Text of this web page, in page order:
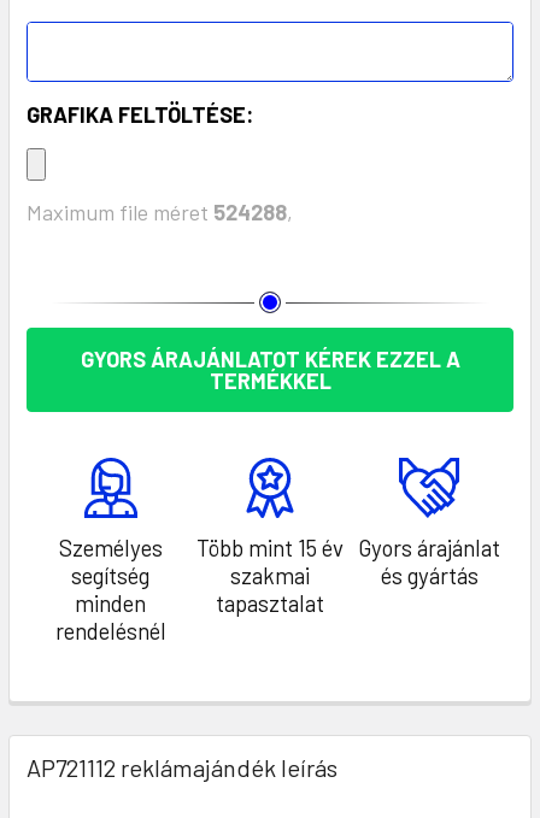
GRAFIKA FELTÖLTÉSE:
Maximum file méret 524288,
GYORS ÁRAJÁNLATOT KÉREK EZZEL A
TERMÉKKEL
Személyes
segítség
minden
rendelésnél
Több mint 15 év
szakmai
tapasztalat
Gyors árajánlat
és gyártás
AP721112 reklámajándék leírás